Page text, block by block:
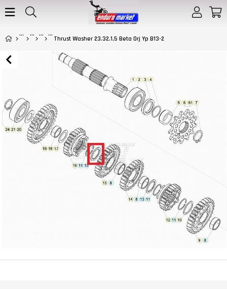
Thrust Washer 23.32.1,5 Beta Orj Yp B13-2